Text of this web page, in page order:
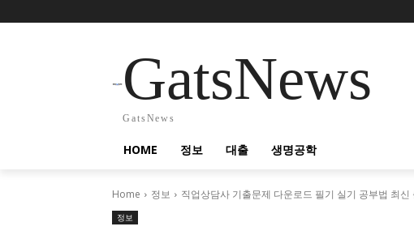
GatsNews
GatsNews
HOME 정보 대출 생명공학
Home 정보 직업상담사 기출문제 다운로드 필기 실기 공부법 최
정보